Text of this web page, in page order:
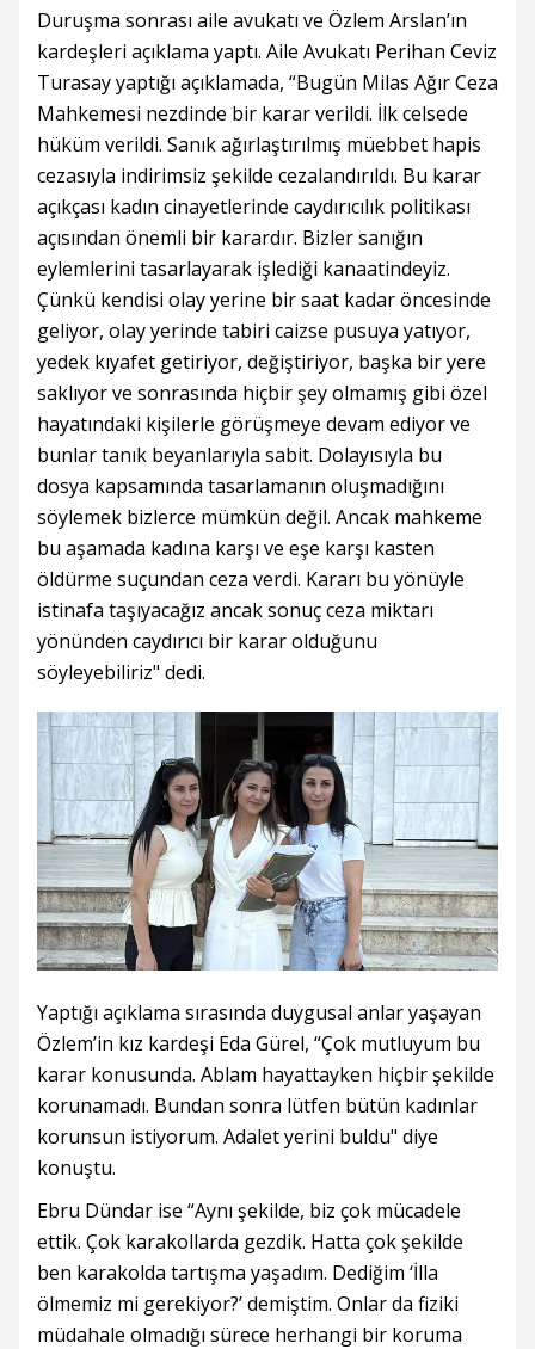
Duruşma sonrası aile avukatı ve Özlem Arslan’ın
kardeşleri açıklama yaptı. Aile Avukatı Perihan Ceviz
Turasay yaptığı açıklamada, “Bugün Milas Ağır Ceza
Mahkemesi nezdinde bir karar verildi. İlk celsede
hüküm verildi. Sanık ağırlaştırılmış müebbet hapis
cezasıyla indirimsiz şekilde cezalandırıldı. Bu karar
açıkçası kadın cinayetlerinde caydırıcılık politikası
açısından önemli bir karardır. Bizler sanığın
eylemlerini tasarlayarak işlediği kanaatindeyiz.
Çünkü kendisi olay yerine bir saat kadar öncesinde
geliyor, olay yerinde tabiri caizse pusuya yatıyor,
yedek kıyafet getiriyor, değiştiriyor, başka bir yere
saklıyor ve sonrasında hiçbir şey olmamış gibi özel
hayatındaki kişilerle görüşmeye devam ediyor ve
bunlar tanık beyanlarıyla sabit. Dolayısıyla bu
dosya kapsamında tasarlamanın oluşmadığını
söylemek bizlerce mümkün değil. Ancak mahkeme
bu aşamada kadına karşı ve eşe karşı kasten
öldürme suçundan ceza verdi. Kararı bu yönüyle
istinafa taşıyacağız ancak sonuç ceza miktarı
yönünden caydırıcı bir karar olduğunu
söyleyebiliriz" dedi.
Yaptığı açıklama sırasında duygusal anlar yaşayan
Özlem’in kız kardeşi Eda Gürel, “Çok mutluyum bu
karar konusunda. Ablam hayattayken hiçbir şekilde
korunamadı. Bundan sonra lütfen bütün kadınlar
korunsun istiyorum. Adalet yerini buldu" diye
konuştu.
Ebru Dündar ise “Aynı şekilde, biz çok mücadele
ettik. Çok karakollarda gezdik. Hatta çok şekilde
ben karakolda tartışma yaşadım. Dediğim ‘İlla
ölmemiz mi gerekiyor?’ demiştim. Onlar da fiziki
müdahale olmadığı sürece herhangi bir koruma